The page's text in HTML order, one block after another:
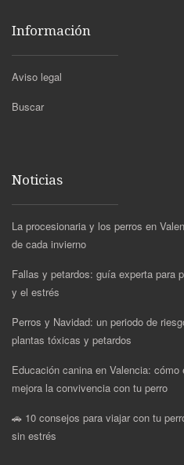
Información
Aviso legal
Buscar
Noticias
La procesionaria y los perros en
de cada invierno
Fallas y petardos: guía experta para
y el estrés
Perros y Navidad: un periodo de
plantas tóxicas y petardos
Educación canina en Valencia:
mejora la convivencia con tu perro
🚗 10 consejos para viajar con tu
sin estrés